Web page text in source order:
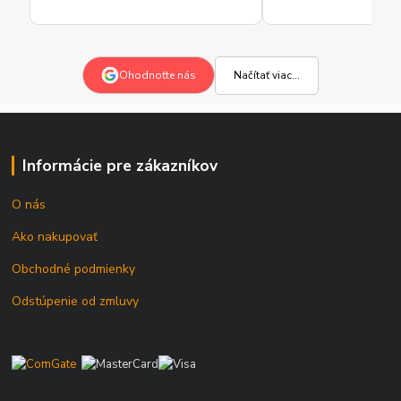
Ohodnoťte nás Načítať viac...
Informácie pre zákazníkov
O nás
Ako nakupovať
Obchodné podmienky
Odstúpenie od zmluvy